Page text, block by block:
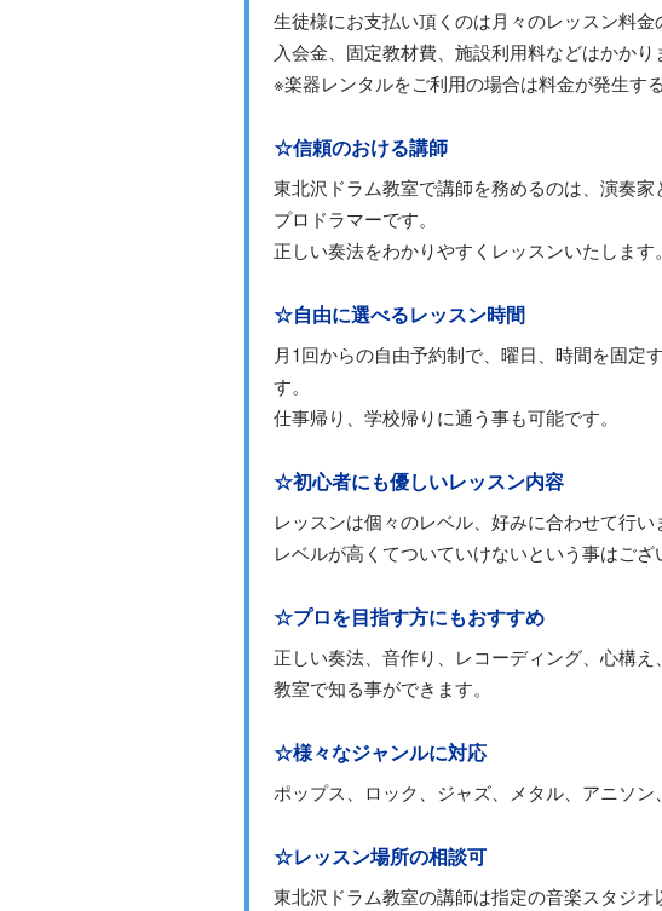
生徒様にお支払い頂くのは月々のレッスン料金
入会金、固定教材費、施設利用料などはかかり
※楽器レンタルをご利用の場合は料金が発生す
☆信頼のおける講師
東北沢ドラム教室で講師を務めるのは、演奏
プロドラマーです。
正しい奏法をわかりやすくレッスンいたします。
☆自由に選べるレッスン時間
月1回からの自由予約制で、曜日、時間を固定
す。
仕事帰り、学校帰りに通う事も可能です。
☆初心者にも優しいレッスン内容
レッスンは個々のレベル、好みに合わせて行い
レベルが高くてついていけないという事はござ
☆プロを目指す方にもおすすめ
正しい奏法、音作り、レコーディング、心構
教室で知る事ができます。
☆様々なジャンルに対応
ポップス、ロック、ジャズ、メタル、アニソン
☆レッスン場所の相談可
東北沢ドラム教室の講師は指定の音楽スタジ